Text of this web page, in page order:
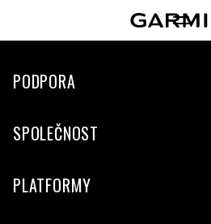
PODPORA
SPOLEČNOST
PLATFORMY